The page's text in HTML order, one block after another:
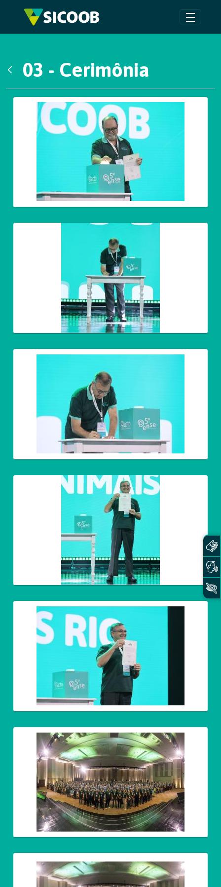
Pular para o Conteúdo principal
03 - Cerimônia
Galeria de Mídias